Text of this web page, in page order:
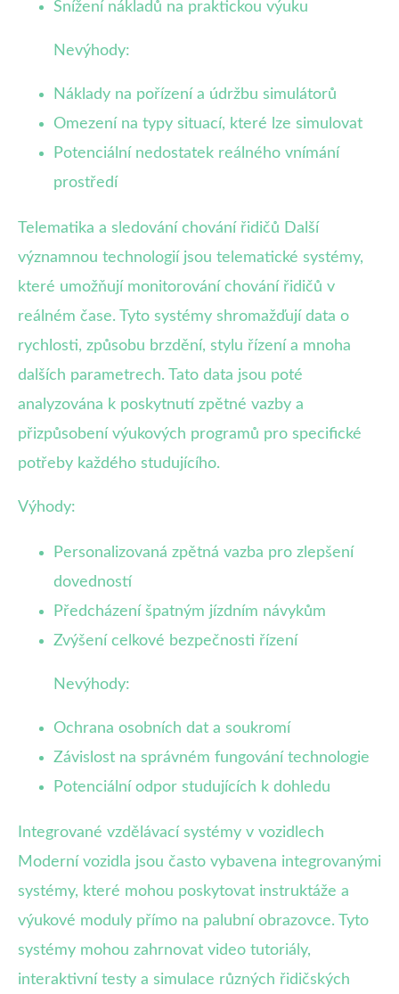
Snížení nákladů na praktickou výuku
Nevýhody:
Náklady na pořízení a údržbu simulátorů
Omezení na typy situací, které lze simulovat
Potenciální nedostatek reálného vnímání
prostředí
Telematika a sledování chování řidičů Další
významnou technologií jsou telematické systémy,
které umožňují monitorování chování řidičů v
reálném čase. Tyto systémy shromažďují data o
rychlosti, způsobu brzdění, stylu řízení a mnoha
dalších parametrech. Tato data jsou poté
analyzována k poskytnutí zpětné vazby a
přizpůsobení výukových programů pro specifické
potřeby každého studujícího.
Výhody:
Personalizovaná zpětná vazba pro zlepšení
dovedností
Předcházení špatným jízdním návykům
Zvýšení celkové bezpečnosti řízení
Nevýhody:
Ochrana osobních dat a soukromí
Závislost na správném fungování technologie
Potenciální odpor studujících k dohledu
Integrované vzdělávací systémy v vozidlech
Moderní vozidla jsou často vybavena integrovanými
systémy, které mohou poskytovat instruktáže a
výukové moduly přímo na palubní obrazovce. Tyto
systémy mohou zahrnovat video tutoriály,
interaktivní testy a simulace různých řidičských